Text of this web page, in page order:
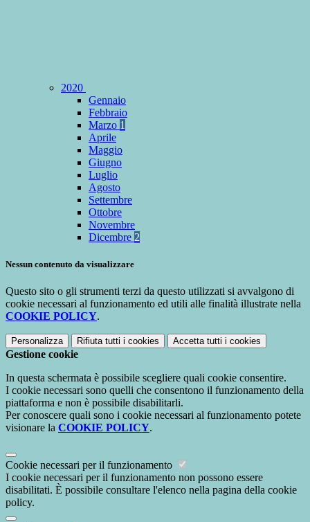
2020
Gennaio
Febbraio
Marzo 1
Aprile
Maggio
Giugno
Luglio
Agosto
Settembre
Ottobre
Novembre
Dicembre 2
Nessun contenuto da visualizzare
Questo sito o gli strumenti terzi da questo utilizzati si avvalgono di
cookie necessari al funzionamento ed utili alle finalità illustrate nella
COOKIE POLICY.
Personalizza Rifiuta tutti i cookies Accetta tutti i cookies
Gestione cookie
In questa schermata è possibile scegliere quali cookie consentire.
I cookie necessari sono quelli che consentono il funzionamento della
piattaforma e non è possibile disabilitarli.
Per conoscere quali sono i cookie necessari al funzionamento potete
visionare la COOKIE POLICY.
Cookie necessari per il funzionamento
I cookie necessari per il funzionamento non possono essere
disabilitati. È possibile consultare l'elenco nella pagina della cookie
policy.